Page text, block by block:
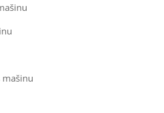
mašinu